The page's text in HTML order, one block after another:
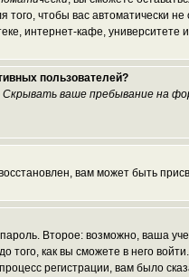
того, чтобы вас автоматически
интернет-кафе, университете и
пользователей?
Скрывать ваше пребывание на
вам может быть
Второе: возможно, ваша
того, как вы сможете в него
регистрации, вам было